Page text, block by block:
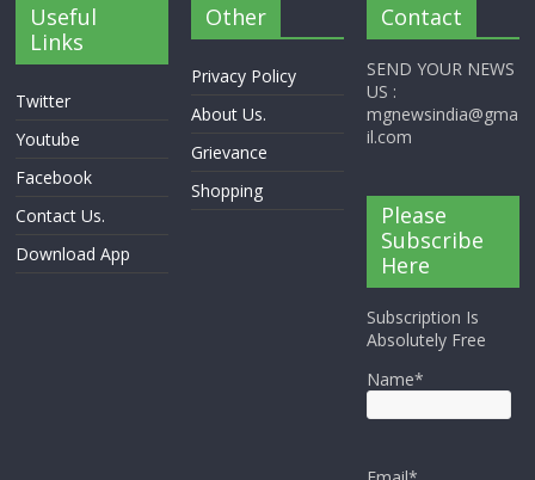
Useful
Links
Twitter
Youtube
Facebook
Contact Us.
Download App
Other
Privacy Policy
About Us.
Grievance
Shopping
Contact
SEND YOUR NEWS
US :
mgnewsindia@gma
il.com
Please
Subscribe
Here
Subscription Is
Absolutely Free
Name*